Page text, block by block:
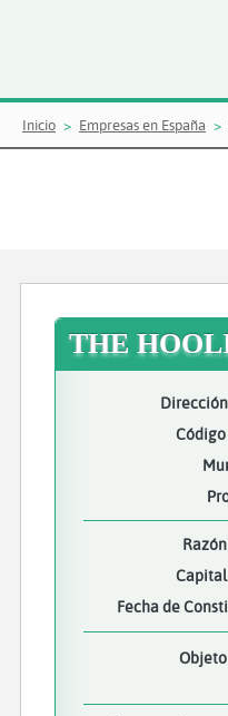
Inicio Empresas en España
THE
Fecha de